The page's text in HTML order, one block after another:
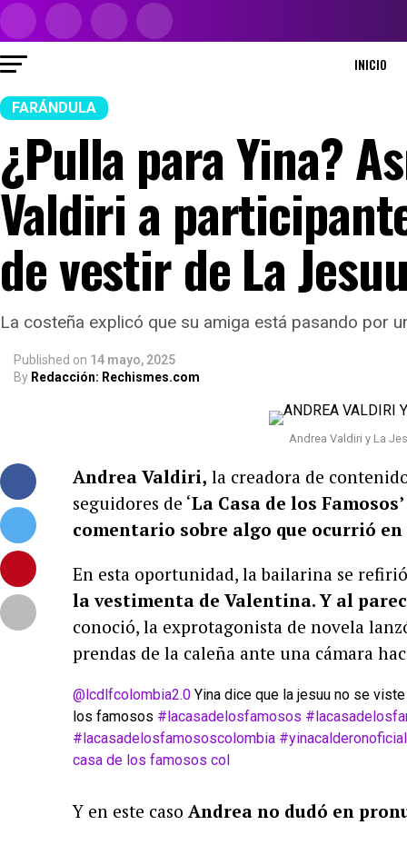
INICIO
FARÁNDULA
¿Pulla para Yina?
Valdiri a
de vestir de La Jesuu
La costeña explicó que su amiga está pasando por
Published on 14 mayo, 2025
By Redacción: Rechismes.com
Andrea Valdiri y La
Andrea Valdiri, la creadora de
seguidores de ‘La Casa de los Famosos’
comentario sobre algo que ocurrió
En esta oportunidad, la bailarina se
la vestimenta de Valentina. Y al
conoció, la exprotagonista de novela
prendas de la caleña ante una cámara
@lcdlfcolombia2.0 Yina dice que la jesuu no se
los famosos #lacasadelosfamosos
#lacasadelosfamososcolombia #yinacalderonoficial
casa de los famosos col
Y en este caso Andrea no dudó en